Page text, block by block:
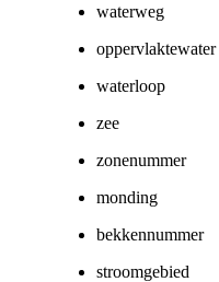
waterweg
oppervlaktewater
waterloop
zee
zonenummer
monding
bekkennummer
stroomgebied